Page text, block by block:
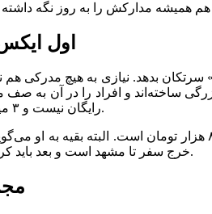
اول
بدهد. نیازی به هیچ مدرکی هم
ساخته‌اند و افراد را در آن به صف
رایگان نیست و ۳ میلیون تومان خرج دارد.
خرج سفر تا مشهد است و بعد باید کرایه بقیه مسیر را بدهد.